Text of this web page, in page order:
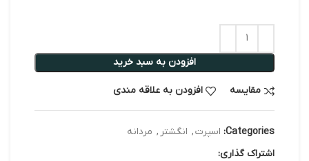
افزودن به سبد خرید
مقایسه افزودن به علاقه مندی
Categories: اسپرت, انگشتر , مردانه
اشتراک گذاری: